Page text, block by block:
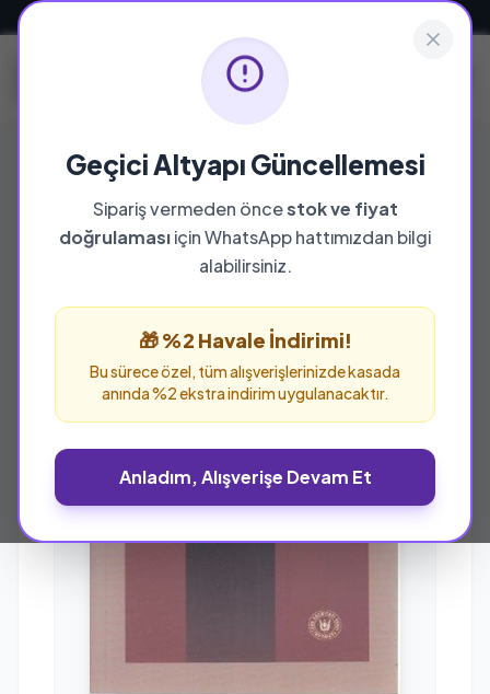
Geçici Altyapı Güncellemesi
Sipariş vermeden öncestok ve fiyat
doğrulamasıiçin WhatsApp hattımızdan bilgi
alabilirsiniz.
🎁 %2 Havale İndirimi!
Bu sürece özel, tüm alışverişlerinizde kasada
anında %2 ekstra indirim uygulanacaktır.
Anladım, Alışverişe Devam Et